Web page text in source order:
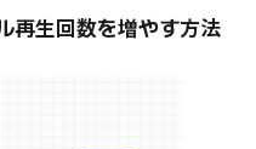
再生回数を増やす方法